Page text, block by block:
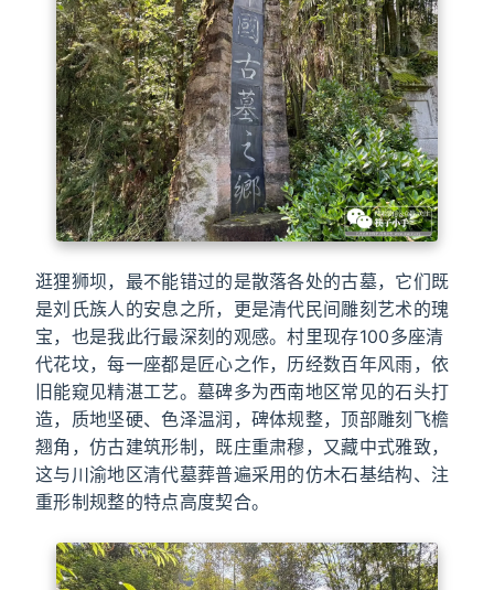
逛狸狮坝，最不能错过的是散落各处的古墓，它们既
是刘氏族人的安息之所，更是清代民间雕刻艺术的瑰
宝，也是我此行最深刻的观感。村里现存100多座清
代花坟，每一座都是匠心之作，历经数百年风雨，依
旧能窥见精湛工艺。墓碑多为西南地区常见的石头打
造，质地坚硬、色泽温润，碑体规整，顶部雕刻飞檐
翘角，仿古建筑形制，既庄重肃穆，又藏中式雅致，
这与川渝地区清代墓葬普遍采用的仿木石基结构、注
重形制规整的特点高度契合。